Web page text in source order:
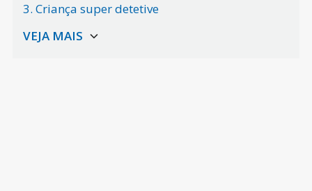
3. Criança super detetive